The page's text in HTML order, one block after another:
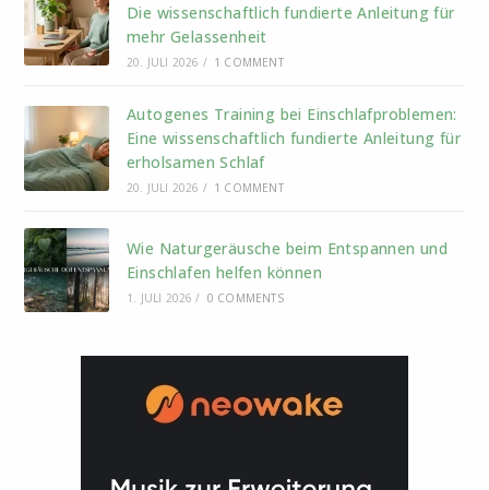
Die wissenschaftlich fundierte Anleitung für
mehr Gelassenheit
20. JULI 2026 / 1 COMMENT
Autogenes Training bei Einschlafproblemen:
Eine wissenschaftlich fundierte Anleitung für
erholsamen Schlaf
20. JULI 2026 / 1 COMMENT
Wie Naturgeräusche beim Entspannen und
Einschlafen helfen können
1. JULI 2026 / 0 COMMENTS